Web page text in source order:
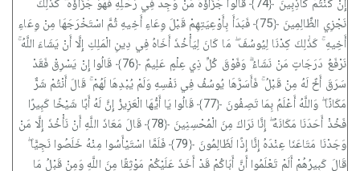
إِنْ كُنْتُمْ كَاذِبِينَ ﴿74﴾ قَالُوا جَزَاؤُهُ مَنْ وُجِدَ فِي رَحْلِهِ فَهُوَ جَزَاؤُهُ ۚ كَذَٰلِكَ
نَجْزِي الظَّالِمِينَ ﴿75﴾ فَبَدَأَ بِأَوْعِيَتِهِمْ قَبْلَ وِعَاءِ أَخِيهِ ثُمَّ اسْتَخْرَجَهَا مِنْ وِعَاءِ
أَخِيهِ ۚ كَذَٰلِكَ كِدْنَا لِيُوسُفَ ۖ مَا كَانَ لِيَأْخُذَ أَخَاهُ فِي دِينِ الْمَلِكِ إِلَّا أَنْ يَشَاءَ اللَّهُ ۚ
نَرْفَعُ دَرَجَاتٍ مَنْ نَشَاءُ ۗ وَفَوْقَ كُلِّ ذِي عِلْمٍ عَلِيمٌ ﴿76﴾ قَالُوا إِنْ يَسْرِقْ فَقَدْ
سَرَقَ أَخٌ لَهُ مِنْ قَبْلُ ۚ فَأَسَرَّهَا يُوسُفُ فِي نَفْسِهِ وَلَمْ يُبْدِهَا لَهُمْ ۚ قَالَ أَنْتُمْ شَرٌّ
مَكَانًا ۖ وَاللَّهُ أَعْلَمُ بِمَا تَصِفُونَ ﴿77﴾ قَالُوا يَا أَيُّهَا الْعَزِيزُ إِنَّ لَهُ أَبًا شَيْخًا كَبِيرًا
فَخُذْ أَحَدَنَا مَكَانَهُ ۖ إِنَّا نَرَاكَ مِنَ الْمُحْسِنِينَ ﴿78﴾ قَالَ مَعَاذَ اللَّهِ أَنْ نَأْخُذَ إِلَّا مَنْ
وَجَدْنَا مَتَاعَنَا عِنْدَهُ إِنَّا إِذًا لَظَالِمُونَ ﴿79﴾ فَلَمَّا اسْتَيْأَسُوا مِنْهُ خَلَصُوا نَجِيًّا ۖ
قَالَ كَبِيرُهُمْ أَلَمْ تَعْلَمُوا أَنَّ أَبَاكُمْ قَدْ أَخَذَ عَلَيْكُمْ مَوْثِقًا مِنَ اللَّهِ وَمِنْ قَبْلُ مَا